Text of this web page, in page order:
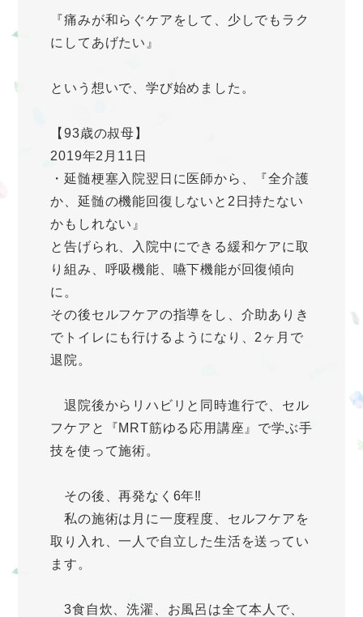
『痛みが和らぐケアをして、少しでもラク
にしてあげたい』
という想いで、学び始めました。
【93歳の叔母】
2019年2月11日
・延髄梗塞入院翌日に医師から、『全介護
か、延髄の機能回復しないと2日持たない
かもしれない』
と告げられ、入院中にできる緩和ケアに取
り組み、呼吸機能、嚥下機能が回復傾向
に。
その後セルフケアの指導をし、介助ありき
でトイレにも行けるようになり、2ヶ月で
退院。
退院後からリハビリと同時進行で、セル
フケアと『MRT筋ゆる応用講座』で学ぶ手
技を使って施術。
その後、再発なく6年‼︎
私の施術は月に一度程度、セルフケアを
取り入れ、一人で自立した生活を送ってい
ます。
3食自炊、洗濯、お風呂は全て本人で、